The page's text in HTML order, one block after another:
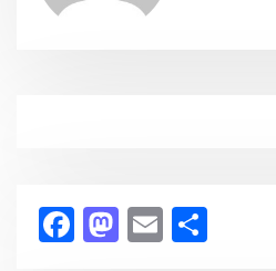
Facebook
Mastodon
Email